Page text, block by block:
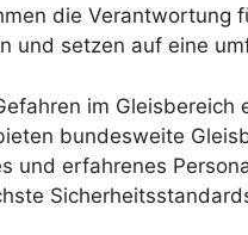
die Verantwortung
und setzen auf eine
im
bundesweite
und erfahrenes